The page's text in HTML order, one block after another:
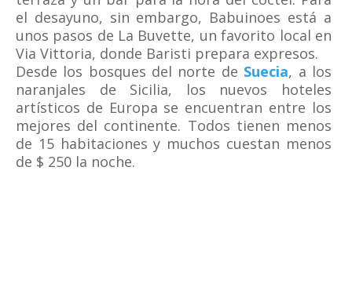
el desayuno, sin embargo, Babuinoes está a
unos pasos de La Buvette, un favorito local en
Via Vittoria, donde Baristi prepara expresos.
Desde los bosques del norte de Suecia, a los
naranjales de Sicilia, los nuevos hoteles
artísticos de Europa se encuentran entre los
mejores del continente. Todos tienen menos
de 15 habitaciones y muchos cuestan menos
de $ 250 la noche.